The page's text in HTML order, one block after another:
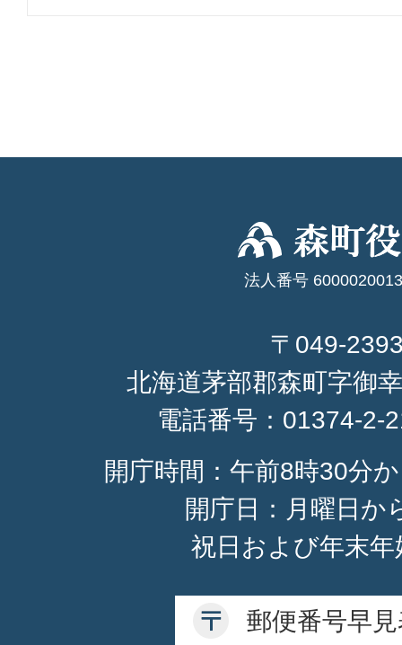
法人番号
〒049-
北海道茅部郡森町字御
電話番号： 01374-2-
開庁時間：午前8時30分
開庁日：月曜日か
祝日および年末
郵便番号早